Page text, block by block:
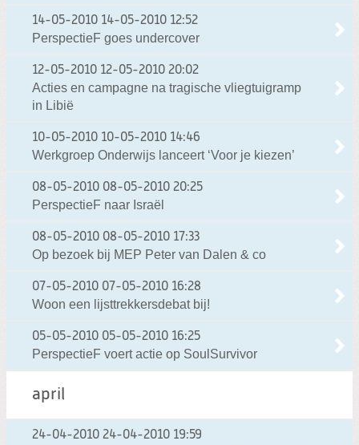
14-05-2010 14-05-2010 12:52
PerspectieF goes undercover
12-05-2010 12-05-2010 20:02
Acties en campagne na tragische vliegtuigramp
in Libië
10-05-2010 10-05-2010 14:46
Werkgroep Onderwijs lanceert ‘Voor je kiezen’
08-05-2010 08-05-2010 20:25
PerspectieF naar Israël
08-05-2010 08-05-2010 17:33
Op bezoek bij MEP Peter van Dalen & co
07-05-2010 07-05-2010 16:28
Woon een lijsttrekkersdebat bij!
05-05-2010 05-05-2010 16:25
PerspectieF voert actie op SoulSurvivor
april
24-04-2010 24-04-2010 19:59